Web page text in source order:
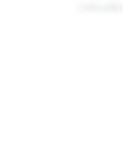
と回答を閲